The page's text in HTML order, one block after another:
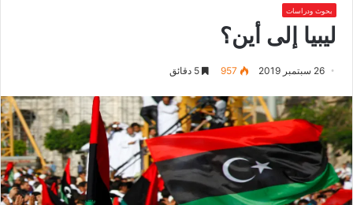
بحوث ودراسات
ليبيا إلى أين؟
26 سبتمبر 2019 957